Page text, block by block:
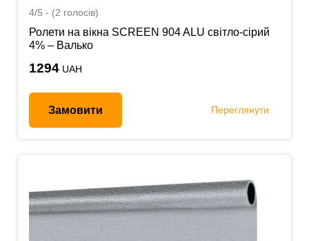
4/5 - (2 голосів)
Ролети на вікна SCREEN 904 ALU світло-сірий
4% – Валько
1294 UAH
Замовити Переглянути